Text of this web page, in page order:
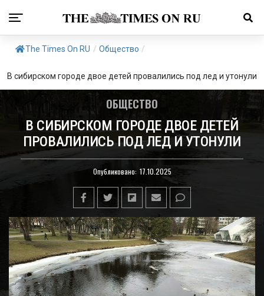
The Times On RU / Общество /
В сибирском городе двое детей провалились под лед и утонули
ОБЩЕСТВО
В СИБИРСКОМ ГОРОДЕ ДВОЕ ДЕТЕЙ
ПРОВАЛИЛИСЬ ПОД ЛЕД И УТОНУЛИ
Опубликовано: 17.10.2025